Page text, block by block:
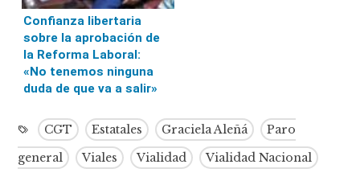
Confianza libertaria
sobre la aprobación de
la Reforma Laboral:
«No tenemos ninguna
duda de que va a salir»
CGT Estatales Graciela Aleñá
Paro
general
Viales Vialidad Vialidad Nacional